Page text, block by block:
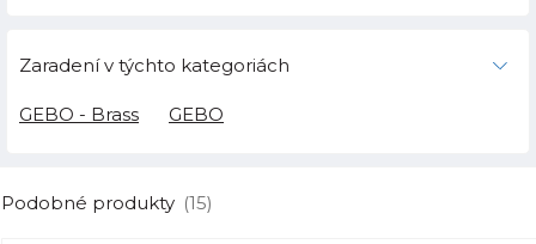
Zaradení v týchto kategoriách
GEBO - Brass GEBO
Podobné produkty (15)